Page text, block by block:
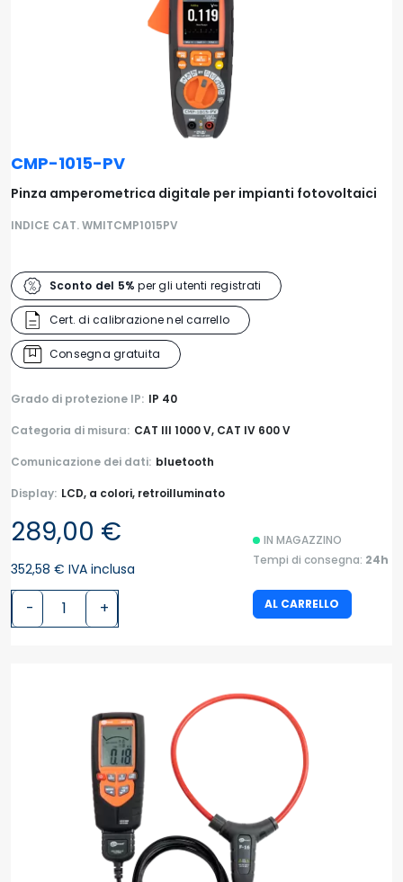
CMP-1015-PV
Pinza amperometrica digitale per impianti fotovoltaici
INDICE CAT. WMITCMP1015PV
Sconto del 5% per gli utenti registrati
Cert. di calibrazione nel carrello
Consegna gratuita
Grado di protezione IP: IP 40
Categoria di misura: CAT III 1000 V, CAT IV 600 V
Comunicazione dei dati: bluetooth
Display: LCD, a colori, retroilluminato
289,00 €
352,58 € IVA inclusa
- +
IN MAGAZZINO
Tempi di consegna: 24h
AL CARRELLO